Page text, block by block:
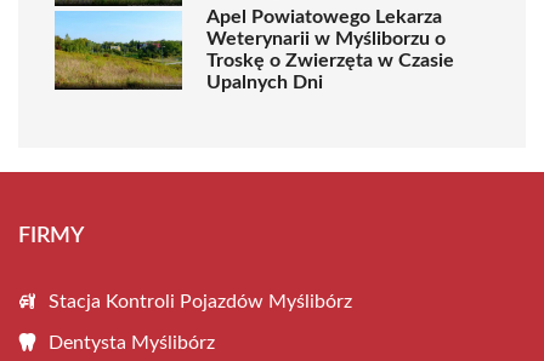
Apel Powiatowego Lekarza
Weterynarii w Myśliborzu o
Troskę o Zwierzęta w Czasie
Upalnych Dni
FIRMY
Stacja Kontroli Pojazdów Myślibórz
Dentysta Myślibórz